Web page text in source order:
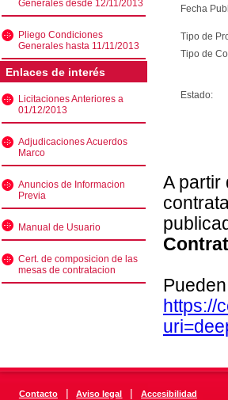
Generales desde 12/11/2013
Pliego Condiciones
Generales hasta 11/11/2013
Enlaces de interés
Licitaciones Anteriores a
01/12/2013
Adjudicaciones Acuerdos
Marco
Anuncios de Informacion
Previa
Manual de Usuario
Cert. de composicion de las
mesas de contratacion
Fecha
Tipo de
Tipo de
Estado:
A partir
https://
Contacto | Aviso legal | Accesibilidad